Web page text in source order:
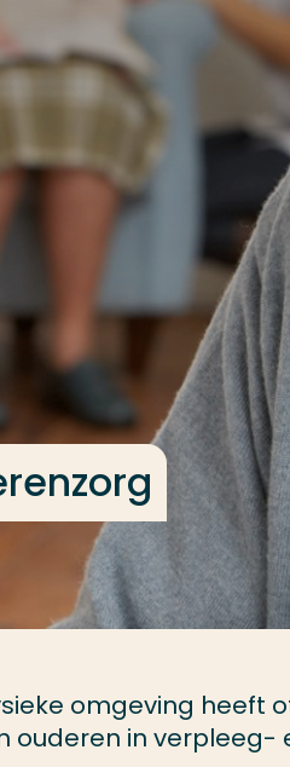
omgeving heeft
ouderen in verpleeg-